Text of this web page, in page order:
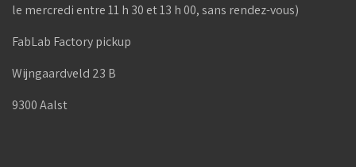
le mercredi entre 11 h 30 et 13 h 00, sans rendez-vous)
FabLab Factory pickup
Wijngaardveld 23 B
9300 Aalst